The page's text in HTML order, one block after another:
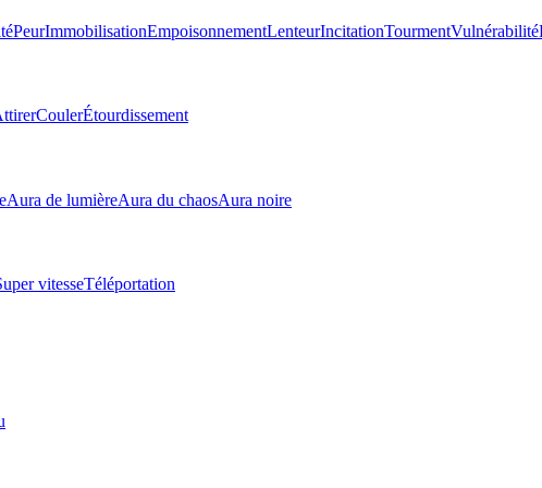
PeurImmobilisationEmpoisonnementLenteurIncitationTourmentVulnérabilité
CoulerÉtourdissement
Aura de lumièreAura du chaosAura noire
vitesseTéléportation